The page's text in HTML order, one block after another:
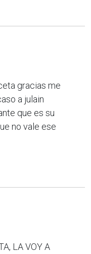
gracias me
a julain
que es su
no vale ese
LA VOY A